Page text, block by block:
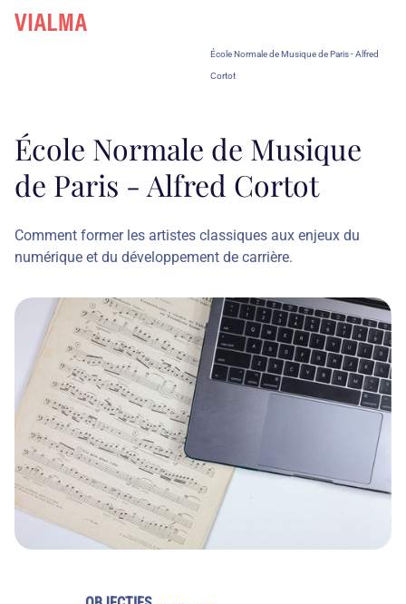
École Normale de Musique de Paris - Alfred
Cortot
École Normale de Musique
de Paris - Alfred Cortot
Comment former les artistes classiques aux enjeux du
numérique et du développement de carrière.